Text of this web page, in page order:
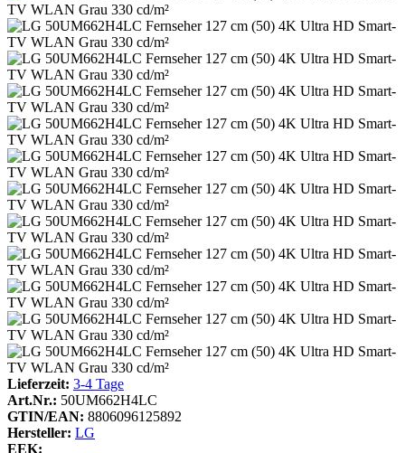
Lieferzeit: 3-4 Tage
Art.Nr.: 50UM662H4LC
GTIN/EAN: 8806096125892
Hersteller: LG
EEK: